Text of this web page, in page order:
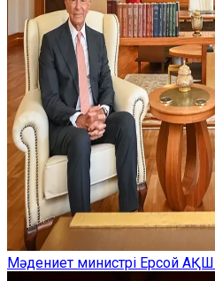
Мәдениет министрі Ерсой